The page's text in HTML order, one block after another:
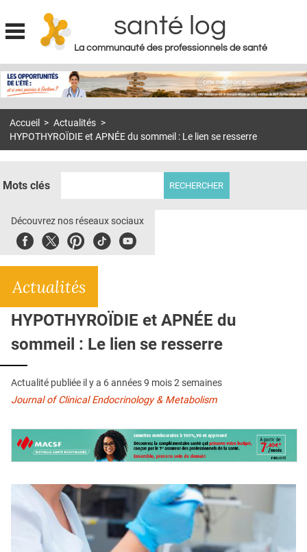
Jump to navigation
santé log
La communauté des professionnels de santé
MON COMPTE
S'ABONNER À LA REVUE SOIN À DOMICILE
DOSSIERS
E-REVUE SAD
L'APP
QUI SOMMES-NOUS ?
PUBLICITÉ
CONDITIONS GÉNÉRALES
CONTACT
Accueil > Actualités >
HYPOTHYROÏDIE et APNÉE du sommeil : Le lien se resserre
Mots clés
Découvrez nos réseaux sociaux
FacebookTwitterPinterest
TiktokYoubute
Actualités
HYPOTHYROÏDIE et APNÉE du
sommeil : Le lien se resserre
Actualité publiée il y a 6 années 9 mois 2 semaines
Journal of Clinical Endocrinology & Metabolism